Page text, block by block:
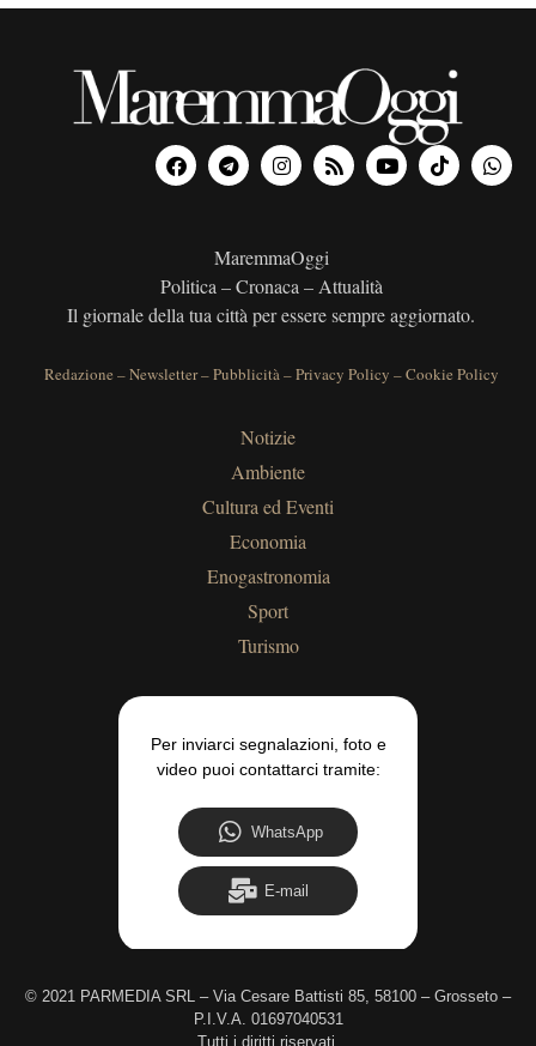
MaremmaOggi
Politica – Cronaca – Attualità
Il giornale della tua città per essere sempre aggiornato.
Redazione –Newsletter–Pubblicità–Privacy Policy –Cookie Policy
Notizie
Ambiente
Cultura ed Eventi
Economia
Enogastronomia
Sport
Turismo
Per inviarci segnalazioni, foto e
video puoi contattarci tramite:
WhatsApp
E-mail
© 2021 PARMEDIA SRL – Via Cesare Battisti 85, 58100 – Grosseto –
P.I.V.A. 01697040531
Tutti i diritti riservati.